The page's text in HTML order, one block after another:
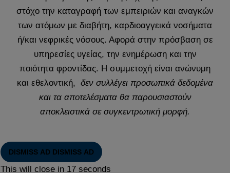
στόχο την καταγραφή των εμπειριών και αναγκών
των ατόμων με διαβήτη, καρδιοαγγεικά νοσήματα
ή/και νεφρικές νόσους. Αφορά στην πρόσβαση σε
υπηρεσίες υγείας, την ενημέρωση και την
ποιότητα φροντίδας. Η συμμετοχή είναι ανώνυμη
και εθελοντική, δεν συλλέγει προσωπικά δεδομένα
και τα αποτελέσματα θα παρουσιαστούν
αποκλειστικά σε συγκεντρωτική μορφή.
DISMISS AD DISMISS AD
This will close in 17 seconds